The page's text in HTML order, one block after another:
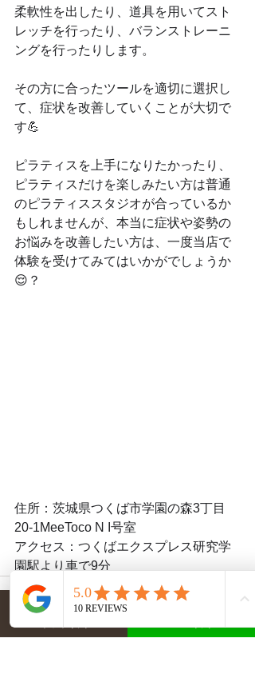
柔軟性を出したり、道具を用いてスト
レッチを行ったり、バランストレーニ
ングを行ったりします。
その方に合ったツールを適切に選択し
て、症状を改善していくことが大切で
す💪
ピラティスを上手になりたかったり、
ピラティスだけを楽しみたい方は普通
のピラティススタジオが合っているか
もしれませんが、本当に症状や姿勢の
お悩みを改善したい方は、一度当店で
体験を受けてみてはいかがでしょうか
😌？
住所：茨城県つくば市学園の森3丁目
20-1MeeToco N I号室
アクセス：つくばエクスプレス研究学
園駅より車で9分